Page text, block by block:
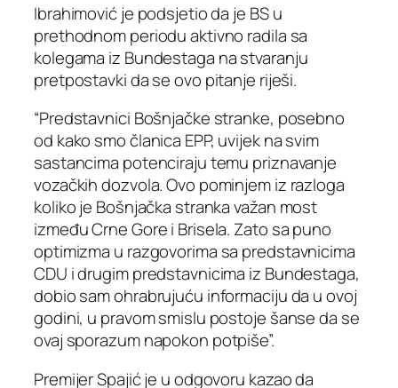
Ibrahimović je podsjetio da je BS u
prethodnom periodu aktivno radila sa
kolegama iz Bundestaga na stvaranju
pretpostavki da se ovo pitanje riješi.
“Predstavnici Bošnjačke stranke, posebno
od kako smo članica EPP, uvijek na svim
sastancima potenciraju temu priznavanje
vozačkih dozvola. Ovo pominjem iz razloga
koliko je Bošnjačka stranka važan most
između Crne Gore i Brisela. Zato sa puno
optimizma u razgovorima sa predstavnicima
CDU i drugim predstavnicima iz Bundestaga,
dobio sam ohrabrujuću informaciju da u ovoj
godini, u pravom smislu postoje šanse da se
ovaj sporazum napokon potpiše”.
Premijer Spajić je u odgovoru kazao da